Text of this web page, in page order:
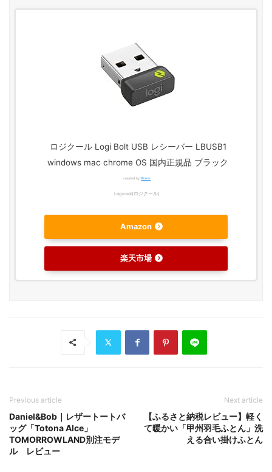
ロジクール Logi Bolt USB レシーバー LBUSB1
windows mac chrome OS 国内正規品 ブラック
created byRinker
Logicool(ロジクール)
Amazon
楽天市場
Previous article
Daniel&Bob｜レザートートバ
ッグ「Totona Alce」
TOMORROWLAND別注モデ
ル レビュー
Next article
【ふるさと納税レビュー】軽く
て暖かい「甲州羽毛ふとん」洗
える合い掛けふとん